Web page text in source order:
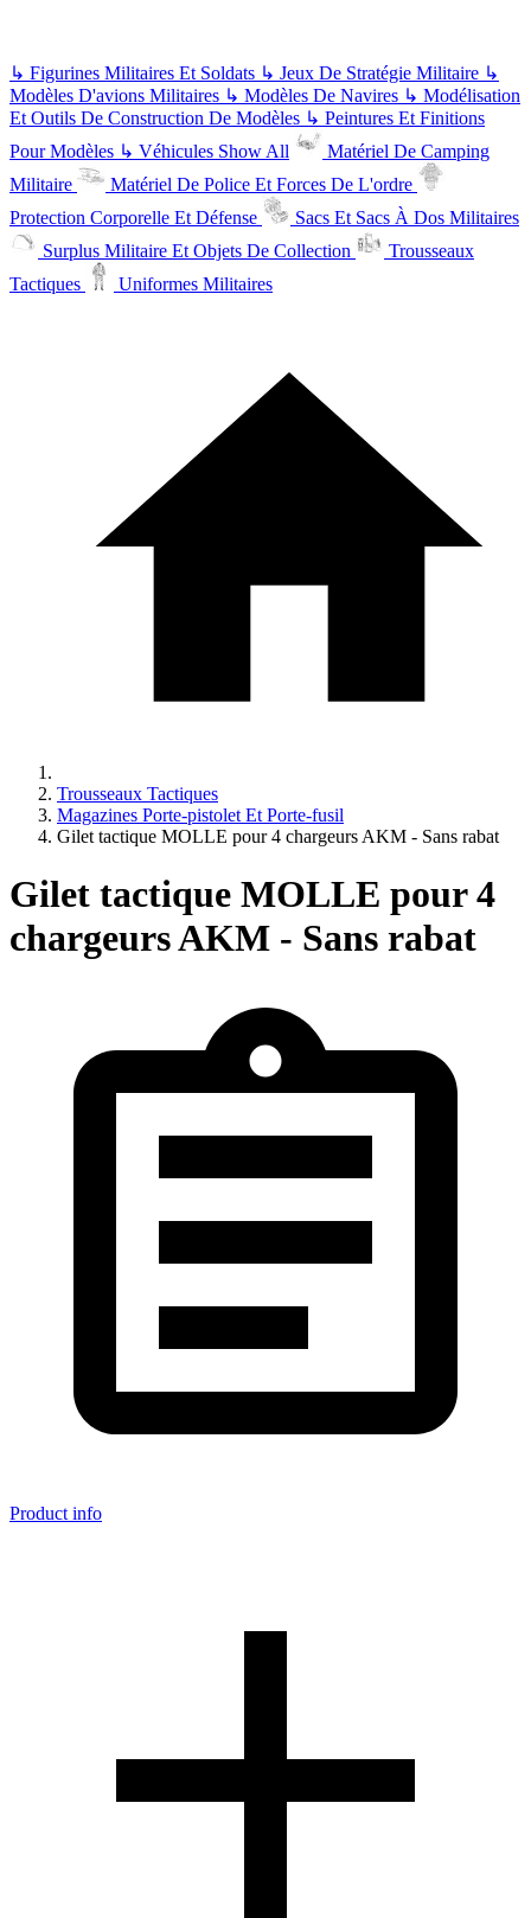
↳ Figurines Militaires Et Soldats ↳ Jeux De Stratégie Militaire ↳
Modèles D'avions Militaires ↳ Modèles De Navires ↳ Modélisation
Et Outils De Construction De Modèles ↳ Peintures Et Finitions
Pour Modèles ↳ Véhicules Show All
Matériel De Camping
Militaire
Matériel De Police Et Forces De L'ordre
Protection Corporelle Et Défense
Sacs Et Sacs À Dos Militaires
Surplus Militaire Et Objets De Collection
Trousseaux
Tactiques
Uniformes Militaires
Trousseaux Tactiques
Magazines Porte-pistolet Et Porte-fusil
Gilet tactique MOLLE pour 4 chargeurs AKM - Sans rabat
Gilet tactique MOLLE pour 4
chargeurs AKM - Sans rabat
Product info